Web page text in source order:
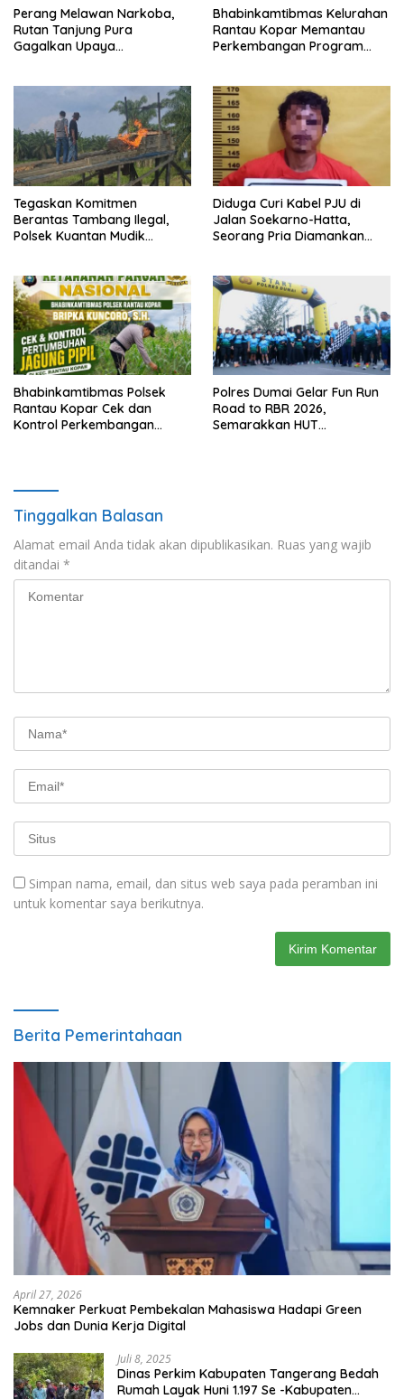
Perang Melawan Narkoba,
Rutan Tanjung Pura
Gagalkan Upaya
Bhabinkamtibmas Kelurahan
Rantau Kopar Memantau
Perkembangan Program
Tegaskan Komitmen
Berantas Tambang Ilegal,
Polsek Kuantan Mudik
Diduga Curi Kabel PJU di
Jalan Soekarno-Hatta,
Seorang Pria Diamankan
Bhabinkamtibmas Polsek
Rantau Kopar Cek dan
Kontrol Perkembangan
Polres Dumai Gelar Fun Run
Road to RBR 2026,
Semarakkan HUT
Tinggalkan Balasan
Alamat email Anda tidak akan dipublikasikan. Ruas yang wajib
ditandai *
Simpan nama, email, dan situs web saya pada peramban ini
untuk komentar saya berikutnya.
Berita Pemerintahaan
April 27, 2026
Kemnaker Perkuat Pembekalan Mahasiswa Hadapi Green
Jobs dan Dunia Kerja Digital
Juli 8, 2025
Dinas Perkim Kabupaten Tangerang Bedah
Rumah Layak Huni 1.197 Se -Kabupaten